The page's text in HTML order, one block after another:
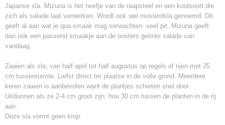
Japanse sla. Mizuna is het neefje van de raapsteel en een koolsoort die
zich als salade laat verwerken. Wordt ook wel mosterdsla genoemd. Dit
geeft al aan wat je qua smaak mag verwachten: veel pit. Mizuna geeft
dan ook een passend smaakje aan de oosters getinte salade van
vandaag.
Zaaien als sla; van half april tot half augustus op regels of rijen met 25
cm tussenruimte. Liefst direct ter plaatse in de volle grond. Meerdere
keren zaaien is aanbevolen want de plantjes schieten snel door.
Uitdunnen als ze 2-4 cm groot zijn, hou 30 cm tussen de planten in de rij
aan.
Deze sla vormt geen krop.